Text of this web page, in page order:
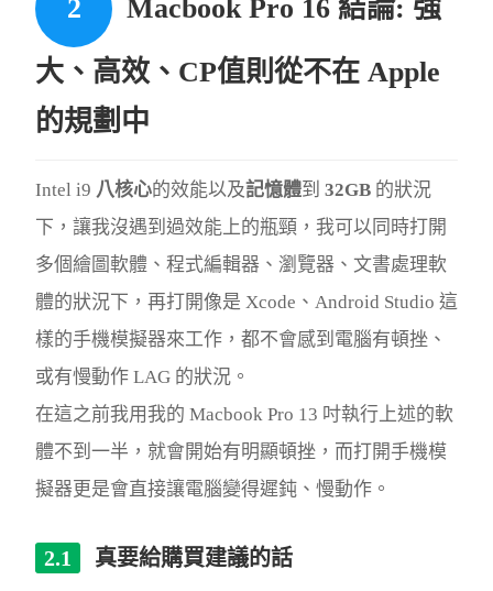
Macbook Pro 16 結論: 強
大、高效、CP值則從不在 Apple
的規劃中
Intel i9 八核心的效能以及記憶體到 32GB 的狀況
下，讓我沒遇到過效能上的瓶頸，我可以同時打開
多個繪圖軟體、程式編輯器、瀏覽器、文書處理軟
體的狀況下，再打開像是 Xcode、Android Studio 這
樣的手機模擬器來工作，都不會感到電腦有頓挫、
或有慢動作 LAG 的狀況。
在這之前我用我的 Macbook Pro 13 吋執行上述的軟
體不到一半，就會開始有明顯頓挫，而打開手機模
擬器更是會直接讓電腦變得遲鈍、慢動作。
真要給購買建議的話